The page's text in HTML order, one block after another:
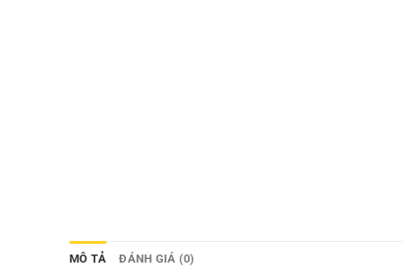
MÔ TẢ ĐÁNH GIÁ (0)